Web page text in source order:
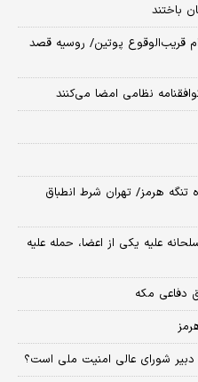
قریب‌الوقوع پوتین/ روسیه قصد
تنگه هرمز/ تهران شرط انطباق
علیه یکی از اعضا، حمله علیه
دفاعی مکه
دبیر شورای ‌عالی امنیت ملی است؟